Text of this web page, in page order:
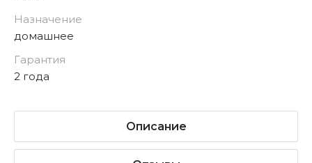
Назначение
домашнее
Гарантия
2 года
Описание